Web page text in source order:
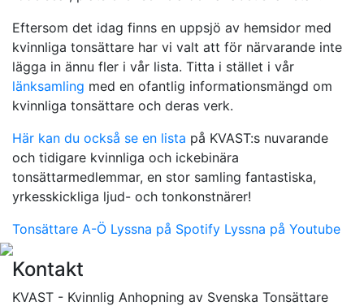
Eftersom det idag finns en uppsjö av hemsidor med
kvinnliga tonsättare har vi valt att för närvarande inte
lägga in ännu fler i vår lista. Titta i stället i vår
länksamling med en ofantlig informationsmängd om
kvinnliga tonsättare och deras verk.
Här kan du också se en lista på KVAST:s nuvarande
och tidigare kvinnliga och ickebinära
tonsättarmedlemmar, en stor samling fantastiska,
yrkesskickliga ljud- och tonkonstnärer!
Tonsättare A-Ö Lyssna på Spotify Lyssna på Youtube
Kontakt
KVAST - Kvinnlig Anhopning av Svenska Tonsättare